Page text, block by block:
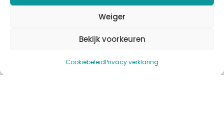
Weiger
Bekijk voorkeuren
CookiebeleidPrivacy verklaring
© Copyright 2025nlmtd–Webontwikkeling: